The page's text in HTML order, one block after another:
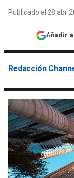
Publicado el 28 abr
Añadir
Redacción